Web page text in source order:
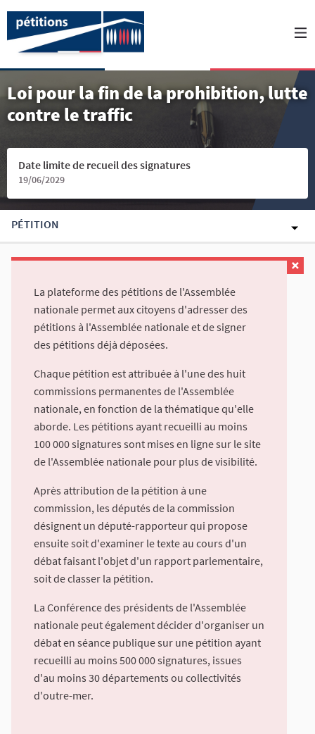
Loi pour la fin de la prohibition, lutte
contre le traffic
Date limite de recueil des signatures
19/06/2029
PÉTITION
La plateforme des pétitions de l'Assemblée
nationale permet aux citoyens d'adresser des
pétitions à l'Assemblée nationale et de signer
des pétitions déjà déposées.
Chaque pétition est attribuée à l'une des huit
commissions permanentes de l'Assemblée
nationale, en fonction de la thématique qu'elle
aborde. Les pétitions ayant recueilli au moins
100 000 signatures sont mises en ligne sur le site
de l'Assemblée nationale pour plus de visibilité.
Après attribution de la pétition à une
commission, les députés de la commission
désignent un député-rapporteur qui propose
ensuite soit d'examiner le texte au cours d'un
débat faisant l'objet d'un rapport parlementaire,
soit de classer la pétition.
La Conférence des présidents de l'Assemblée
nationale peut également décider d'organiser un
débat en séance publique sur une pétition ayant
recueilli au moins 500 000 signatures, issues
d'au moins 30 départements ou collectivités
d'outre-mer.